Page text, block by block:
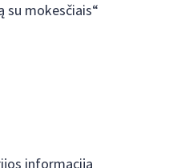
su mokesčiais“